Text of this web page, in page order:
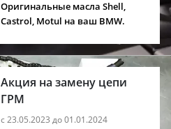
Оригинальные масла Shell,
Castrol, Motul на ваш BMW.
Акция на замену цепи
ГРМ
с 23.05.2023 до 01.01.2024